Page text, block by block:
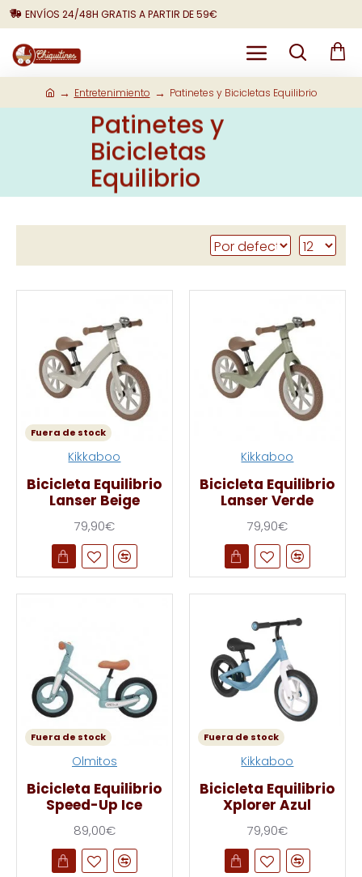
ENVÍOS 24/48H GRATIS A PARTIR DE 59€
Entretenimiento Patinetes y Bicicletas Equilibrio
Patinetes y
Bicicletas
Equilibrio
Fuera de stock
Kikkaboo
Bicicleta Equilibrio
Lanser Beige
79,90€
Kikkaboo
Bicicleta Equilibrio
Lanser Verde
79,90€
Fuera de stock
Olmitos
Bicicleta Equilibrio
Speed-Up Ice
89,00€
Fuera de stock
Kikkaboo
Bicicleta Equilibrio
Xplorer Azul
79,90€